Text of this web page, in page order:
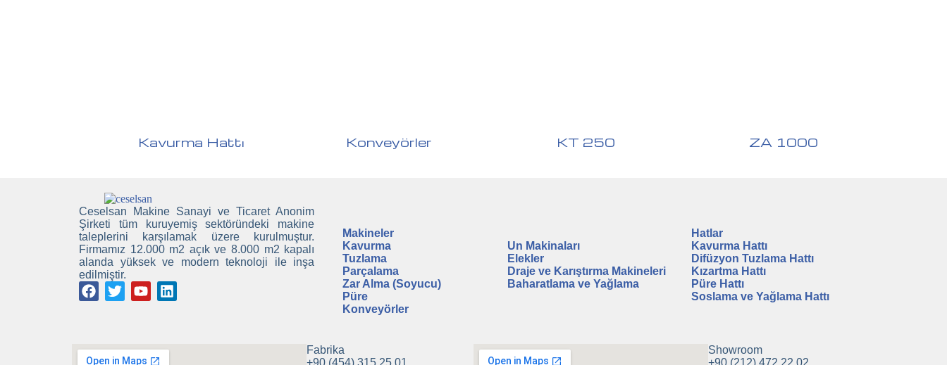
Kavurma Hattı Konveyörler KT 250 ZA 1000
Ceselsan Makine Sanayi ve Ticaret Anonim
Şirketi tüm kuruyemiş sektöründeki makine
taleplerini karşılamak üzere kurulmuştur.
Firmamız 12.000 m2 açık ve 8.000 m2 kapalı
alanda yüksek ve modern teknoloji ile inşa
edilmiştir.
Makineler
Kavurma
Tuzlama
Parçalama
Zar Alma (Soyucu)
Püre
Konveyörler
Un Makinaları
Elekler
Draje ve Karıştırma Makineleri
Baharatlama ve Yağlama
Hatlar
Kavurma Hattı
Difüzyon Tuzlama Hattı
Kızartma Hattı
Püre Hattı
Soslama ve Yağlama Hattı
Fabrika
+90 (454) 315 25 01
Showroom
+90 (212) 472 22 02